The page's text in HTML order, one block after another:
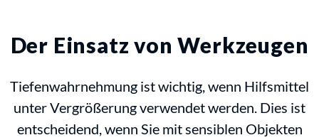
Der Einsatz von Werkzeugen
Tiefenwahrnehmung ist wichtig, wenn Hilfsmittel
unter Vergrößerung verwendet werden. Dies ist
entscheidend, wenn Sie mit sensiblen Objekten